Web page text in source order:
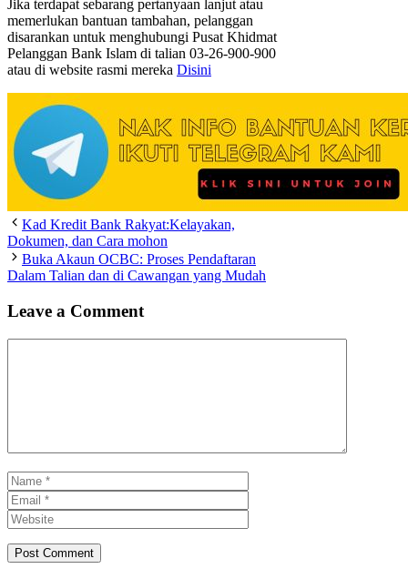
Jika terdapat sebarang pertanyaan lanjut atau
memerlukan bantuan tambahan, pelanggan
disarankan untuk menghubungi Pusat Khidmat
Pelanggan Bank Islam di talian 03-26-900-900
atau di website rasmi mereka Disini
Kad Kredit Bank Rakyat:Kelayakan,
Dokumen, dan Cara mohon
Buka Akaun OCBC: Proses Pendaftaran
Dalam Talian dan di Cawangan yang Mudah
Leave a Comment
Name